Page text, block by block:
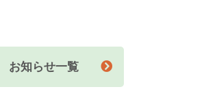
お知らせ一覧